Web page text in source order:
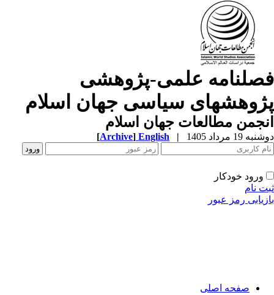
علمی-پژوهشی
سیاسی جهان اسلام
مطالعات جهان اسلام
19 مرداد 1405 |
English
[Archive]
ورود خودکار
نام
رمز عبور
صفحه اصلی